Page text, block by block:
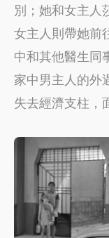
別；她和女主人
女主人則帶她前
中和其他醫生同
家中男主人的外
失去經濟支柱，